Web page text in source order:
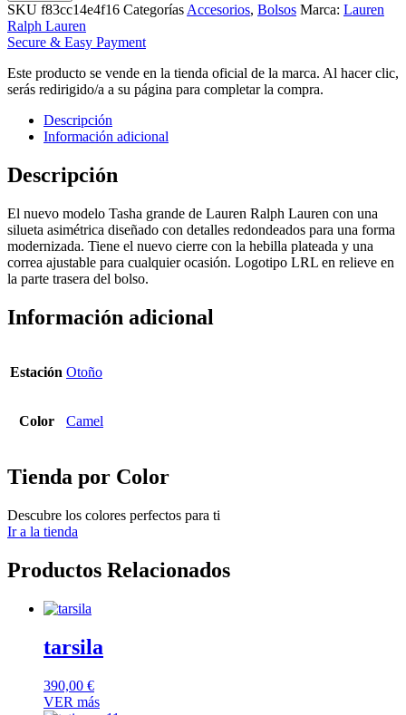
SKU f83cc14e4f16 Categorías Accesorios, Bolsos Marca: Lauren
Ralph Lauren
Secure & Easy Payment
Este producto se vende en la tienda oficial de la marca. Al hacer clic,
serás redirigido/a a su página para completar la compra.
Descripción
Información adicional
Descripción
El nuevo modelo Tasha grande de Lauren Ralph Lauren con una
silueta asimétrica diseñado con detalles redondeados para una forma
modernizada. Tiene el nuevo cierre con la hebilla plateada y una
correa ajustable para cualquier ocasión. Logotipo LRL en relieve en
la parte trasera del bolso.
Información adicional
Estación Otoño
Color Camel
Tienda por Color
Descubre los colores perfectos para ti
Ir a la tienda
Productos Relacionados
tarsila
390,00 €
VER más